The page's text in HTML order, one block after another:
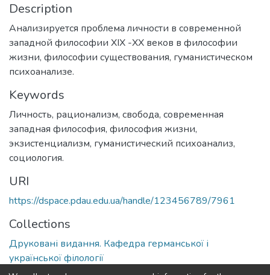
Description
Анализируется проблема личности в современной
западной философии ХІХ -ХХ веков в философии
жизни, философии существования, гуманистическом
психоанализе.
Keywords
Личность, рационализм, свобода, современная
западная философия, философия жизни,
экзистенциализм, гуманистический психоанализ,
социология.
URI
https://dspace.pdau.edu.ua/handle/123456789/7961
Collections
Друковані видання. Кафедра германської і
української філології